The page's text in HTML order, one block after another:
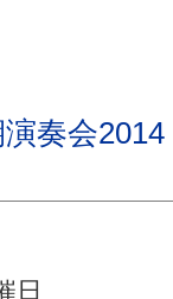
奏会
日